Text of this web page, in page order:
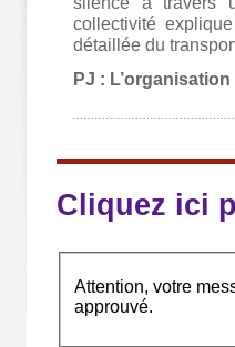
collectivité
détaillée du
PJ :
Cliquez ici
Attention, votre
approuvé.